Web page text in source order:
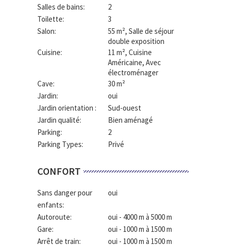
Salles de bains:
2
Toilette:
3
Salon:
55 m², Salle de séjour
double exposition
Cuisine:
11 m², Cuisine
Américaine, Avec
électroménager
Cave:
30 m²
Jardin:
oui
Jardin orientation :
Sud-ouest
Jardin qualité:
Bien aménagé
Parking:
2
Parking Types:
Privé
CONFORT
Sans danger pour
enfants:
oui
Autoroute:
oui - 4000 m à 5000 m
Gare:
oui - 1000 m à 1500 m
Arrêt de train:
oui - 1000 m à 1500 m